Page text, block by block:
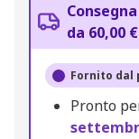
da 60,00 €
Fornito dal
Pronto